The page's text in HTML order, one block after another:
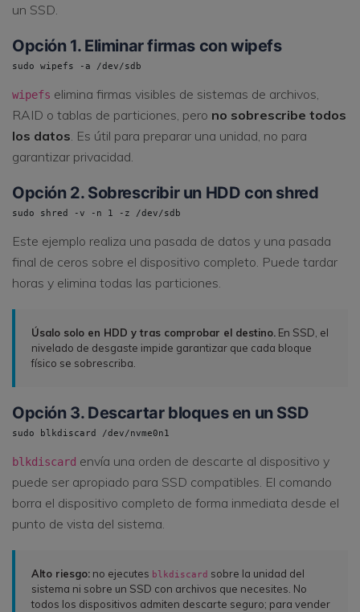
un SSD.
Opción 1. Eliminar firmas con wipefs
sudo wipefs -a /dev/sdb
wipefs elimina firmas visibles de sistemas de archivos,
RAID o tablas de particiones, pero no sobrescribe todos
los datos . Es útil para preparar una unidad, no para
garantizar privacidad.
Opción 2. Sobrescribir un HDD con shred
sudo shred -v -n 1 -z /dev/sdb
Este ejemplo realiza una pasada de datos y una pasada
final de ceros sobre el dispositivo completo. Puede tardar
horas y elimina todas las particiones.
Úsalo solo en HDD y tras comprobar el destino. En SSD, el
nivelado de desgaste impide garantizar que cada bloque
físico se sobrescriba.
Opción 3. Descartar bloques en un SSD
sudo blkdiscard /dev/nvme0n1
blkdiscard envía una orden de descarte al dispositivo y
puede ser apropiado para SSD compatibles. El comando
borra el dispositivo completo de forma inmediata desde el
punto de vista del sistema.
Alto riesgo: no ejecutes blkdiscard sobre la unidad del
sistema ni sobre un SSD con archivos que necesites. No
todos los dispositivos admiten descarte seguro; para vender